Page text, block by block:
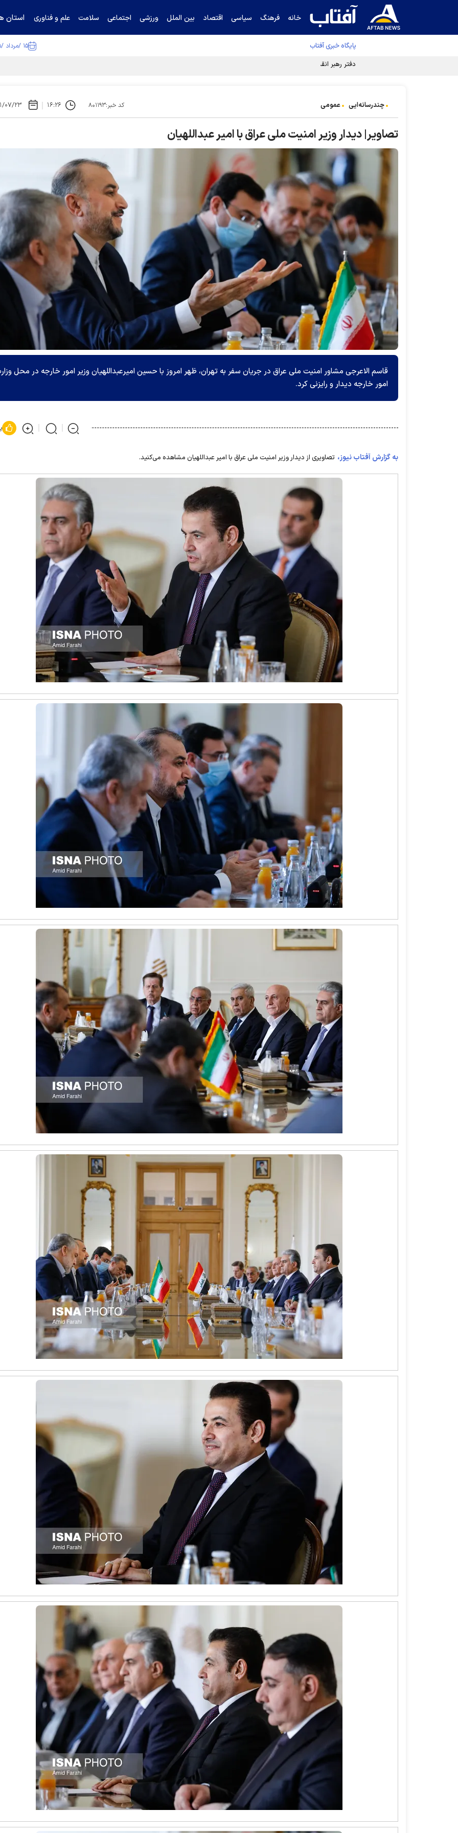
خانه فرهنگ سیاسی اقتصاد بین الملل ورزشی اجتماعی سلامت علم و فناوری استان
پایگاه خبری آفتاب ۱۵ /مرداد /۱۴۰۵
دفتر رهبر انقلاب ادعای خرازی درباره پزشکیان را تکذیب کرد
چندرسانه‌ایی عمومی کد خبر:۸۰۱۱۹۳ ۱۶:۲۶ ۱۴۰۱/
تصاویر| دیدار وزیر امنیت ملی عراق با امیر عبداللهیان
قاسم الاعرجی مشاور امنیت ملی عراق در جریان سفر به تهران، ظهر امروز با حسین امیرعبداللهیان وزیر امور خارجه در محل
امور خارجه دیدار و رایزنی کرد.
به گزارش آفتاب نیوز، تصاویری از دیدار وزیر امنیت ملی عراق با امیر عبداللهیان مشاهده می‌کنید.